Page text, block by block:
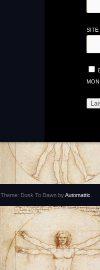
SITE
Theme: Dusk To Dawn byAutomattic